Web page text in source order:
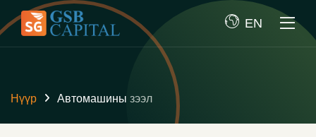
EN
Нүүр Автомашины зээл